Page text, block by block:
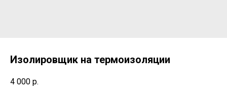
Изолировщик на термоизоляции
4 000 р.